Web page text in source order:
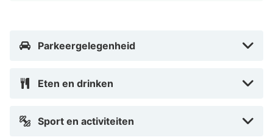
leuke pleinen.
Parkeergelegenheid
Eten en drinken
Sport en activiteiten